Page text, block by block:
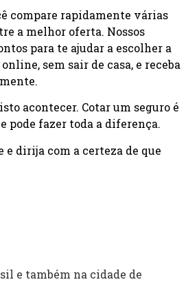
compare rapidamente várias
a melhor oferta. Nossos
para te ajudar a escolher a
sem sair de casa, e receba
acontecer. Cotar um seguro é
pode fazer toda a diferença.
e dirija com a certeza de que
e também na cidade de